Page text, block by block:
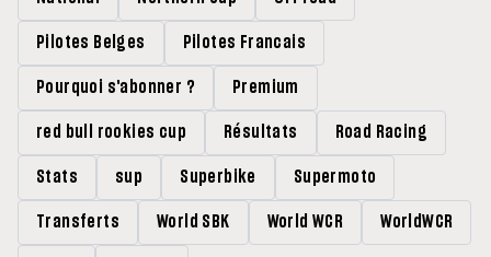
Pilotes Belges Pilotes Francais
Pourquoi s'abonner ? Premium
red bull rookies cup Résultats Road Racing
Stats sup Superbike Supermoto
Transferts World SBK World WCR WorldWCR